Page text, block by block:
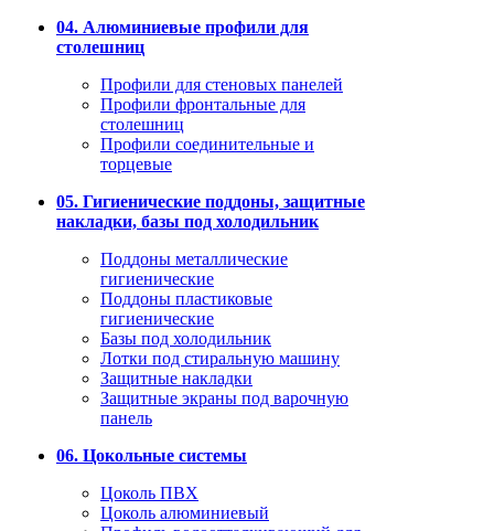
04. Алюминиевые профили для
столешниц
Профили для стеновых панелей
Профили фронтальные для
столешниц
Профили соединительные и
торцевые
05. Гигиенические поддоны, защитные
накладки, базы под холодильник
Поддоны металлические
гигиенические
Поддоны пластиковые
гигиенические
Базы под холодильник
Лотки под стиральную машину
Защитные накладки
Защитные экраны под варочную
панель
06. Цокольные системы
Цоколь ПВХ
Цоколь алюминиевый